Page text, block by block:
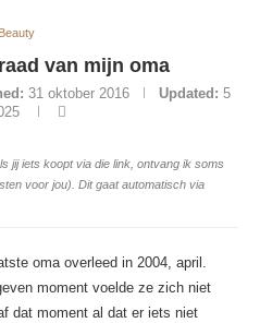
Beauty
van mijn oma
31 oktober 2016 Updated: 5
jij iets koopt via die link, ontvang ik soms
voor jou). Dit gaat automatisch via
oma overleed in 2004, april.
moment voelde ze zich niet
dat moment al dat er iets niet